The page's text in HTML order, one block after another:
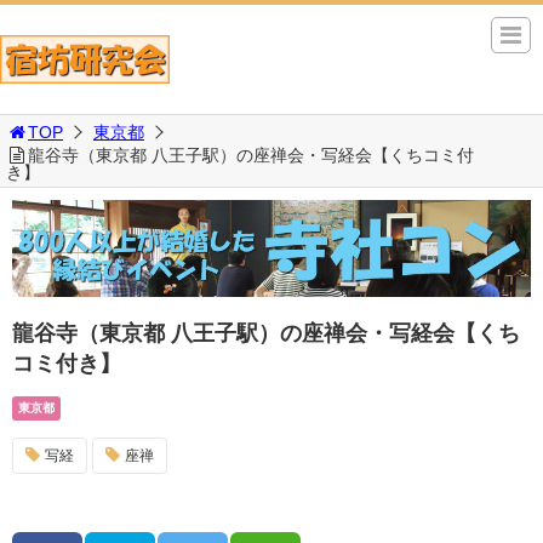
TOP
東京都
龍谷寺（東京都 八王子駅）の座禅会・写経会【くちコミ付
き】
龍谷寺（東京都 八王子駅）の座禅会・写経会【くち
コミ付き】
東京都
写経 座禅